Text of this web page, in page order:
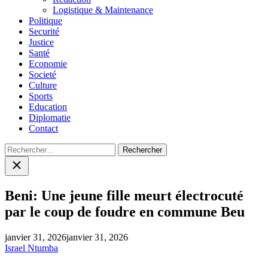
Logistique & Maintenance
Politique
Securité
Justice
Santé
Economie
Societé
Culture
Sports
Education
Diplomatie
Contact
Rechercher :
Close
search
Beni: Une jeune fille meurt électrocuté
par le coup de foudre en commune Beu
janvier 31, 2026janvier 31, 2026
Israel Ntumba